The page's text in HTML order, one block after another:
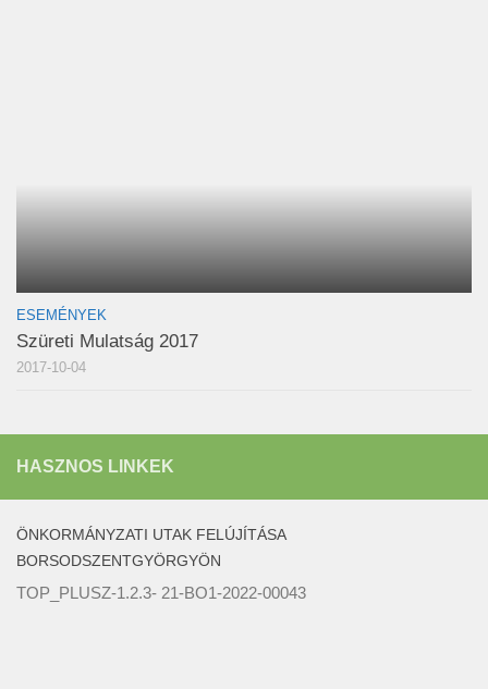
ESEMÉNYEK
Szüreti Mulatság 2017
2017-10-04
HASZNOS LINKEK
ÖNKORMÁNYZATI UTAK FELÚJÍTÁSA
BORSODSZENTGYÖRGYÖN
TOP_PLUSZ-1.2.3- 21-BO1-2022-00043